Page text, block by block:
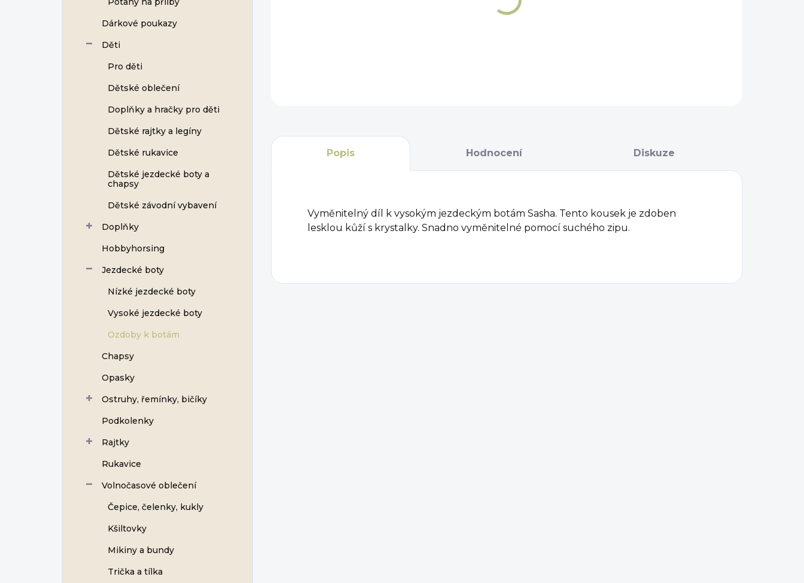
Dárkové poukazy
Děti
Pro děti
Dětské oblečení
Doplňky a hračky pro děti
Dětské rajtky a legíny
Dětské rukavice
Dětské jezdecké boty a
chapsy
Dětské závodní vybavení
Doplňky
Hobbyhorsing
Jezdecké boty
Nízké jezdecké boty
Vysoké jezdecké boty
Ozdoby k botám
Chapsy
Opasky
Ostruhy, řemínky, bičíky
Podkolenky
Rajtky
Rukavice
Volnočasové oblečení
Čepice, čelenky, kukly
Kšiltovky
Mikiny a bundy
Trička a tílka
Popis Hodnocení Diskuze
Vyměnitelný díl k vysokým jezdeckým botám Sasha. Tento kousek je zdoben
lesklou kůží s krystalky. Snadno vyměnitelné pomocí suchého zipu.